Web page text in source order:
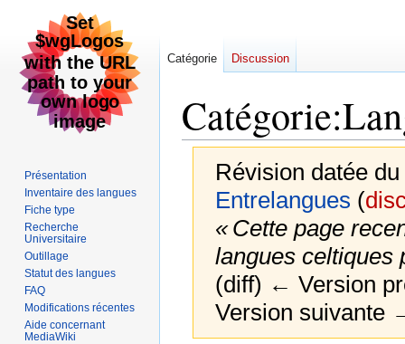
Catégorie:
Révision datée
Entrelangues (
« Cette page
langues
(diff) ← Version
Version suivante
Catégorie Discussion
Présentation
Inventaire des langues
Fiche type
Recherche
Universitaire
Outillage
Statut des langues
FAQ
Modifications récentes
Aide concernant
MediaWiki